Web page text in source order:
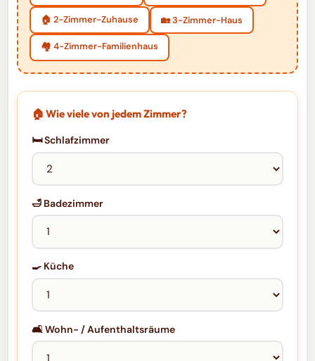
🏠 2-Zimmer-Zuhause 🏡 3-Zimmer-Haus
🏘️ 4-Zimmer-Familienhaus
🏠 Wie viele von jedem Zimmer?
🛏️ Schlafzimmer
🛁 Badezimmer
🍳 Küche
🛋️ Wohn- / Aufenthaltsräume